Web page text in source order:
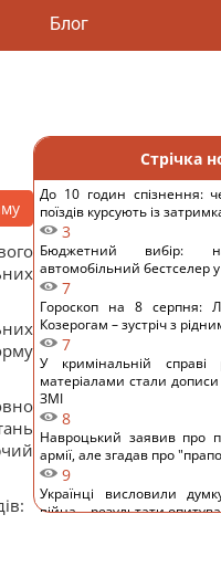
Блог
Стрічка
До 10 годин спізнення:
поїздів курсують із
3
Бюджетний вибір:
автомобільний бестселер
7
Гороскоп на 8 серпня:
Козерогам – зустріч з
7
У кримінальній справі
матеріалами стали
ЗМІ
8
Навроцький заявив про
армії, але згадав про
9
Українці висловили
війна, - результати